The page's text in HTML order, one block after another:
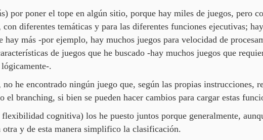
por poner el tope en algún sitio, porque hay miles de juegos, pero
diferentes temáticas y para las diferentes funciones ejecutivas;
más -por ejemplo, hay muchos juegos para velocidad de
de juegos que he buscado -hay muchos juegos que
.
he encontrado ningún juego que, según las propias instrucciones,
branching, si bien se pueden hacer cambios para cargar estas
cognitiva) los he puesto juntos porque generalmente,
y de esta manera simplifico la clasificación.